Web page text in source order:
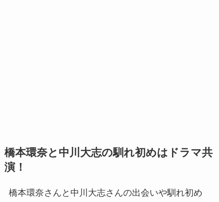
橋本環奈と中川大志の馴れ初めはドラマ共
演！
橋本環奈さんと中川大志さんの出会いや馴れ初め